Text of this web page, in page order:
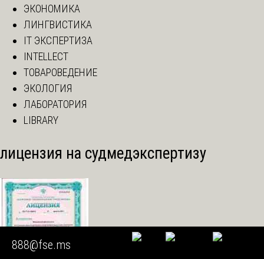
ЭКОНОМИКА
ЛИНГВИСТИКА
IT ЭКСПЕРТИЗА
INTELLECT
ТОВАРОВЕДЕНИЕ
ЭКОЛОГИЯ
ЛАБОРАТОРИЯ
LIBRARY
лицензия на судмедэкспертизу
888@fse.ms